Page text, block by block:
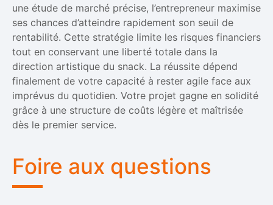
une étude de marché précise, l’entrepreneur maximise
ses chances d’atteindre rapidement son seuil de
rentabilité. Cette stratégie limite les risques financiers
tout en conservant une liberté totale dans la
direction artistique du snack. La réussite dépend
finalement de votre capacité à rester agile face aux
imprévus du quotidien. Votre projet gagne en solidité
grâce à une structure de coûts légère et maîtrisée
dès le premier service.
Foire aux questions